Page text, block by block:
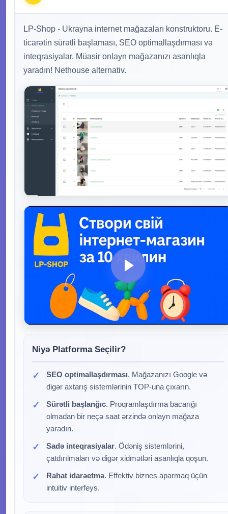
LP-Shop - Ukrayna internet mağazaları konstruktoru. E-
ticarətin sürətli başlaması, SEO optimallaşdırması və
inteqrasiyalar. Müasir onlayn mağazanızı asanlıqla
yaradın! Nethouse alternativ.
Niyə Platforma Seçilir?
SEO optimallaşdırması. Mağazanızı Google və
digər axtarış sistemlərinin TOP-una çıxarın.
Sürətli başlanğıc. Proqramlaşdırma bacarığı
olmadan bir neçə saat ərzində onlayn mağaza
yaradın.
Sadə inteqrasiyalar. Ödəniş sistemlərini,
çatdırılmaları və digər xidmətləri asanlıqla qoşun.
Rahat idarəetmə. Effektiv biznes aparmaq üçün
intuitiv interfeys.